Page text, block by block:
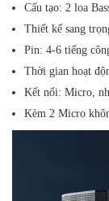
Cấu tạo: 2 loa
Thiết kế sang
Pin: 4-6 tiếng
Thời gian hoạt
Kết nối: Micro,
Kèm 2 Micro